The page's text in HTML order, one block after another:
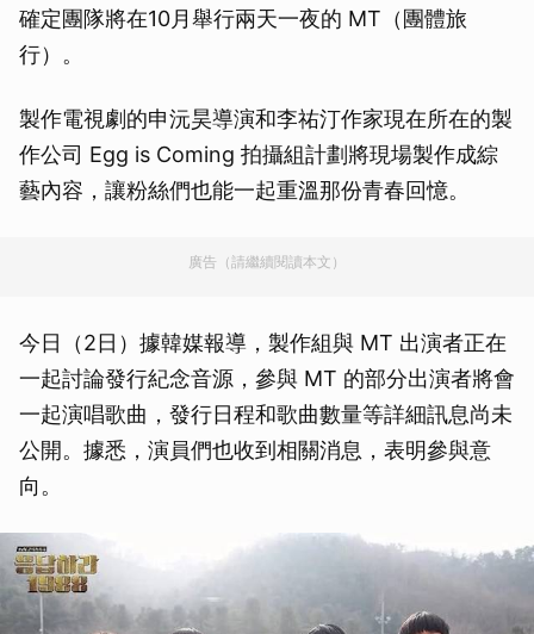
確定團隊將在10月舉行兩天一夜的 MT（團體旅
行）。
製作電視劇的申沅昊導演和李祐汀作家現在所在的製
作公司 Egg is Coming 拍攝組計劃將現場製作成綜
藝內容，讓粉絲們也能一起重溫那份青春回憶。
廣告（請繼續閱讀本文）
今日（2日）據韓媒報導，製作組與 MT 出演者正在
一起討論發行紀念音源，參與 MT 的部分出演者將會
一起演唱歌曲，發行日程和歌曲數量等詳細訊息尚未
公開。據悉，演員們也收到相關消息，表明參與意
向。